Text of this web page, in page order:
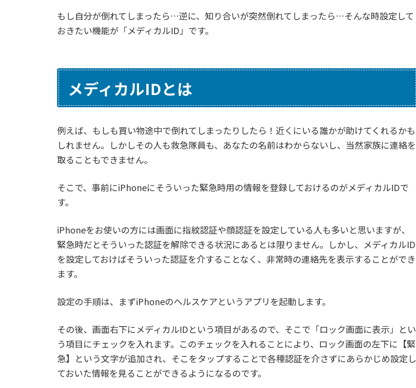
もし自分が倒れてしまったら…逆に、知り合いが突然倒れてしまったら…そんな時設定して
おきたい機能が「メディカルID」です。
メディカルIDとは
例えば、もしも買い物途中で倒れてしまったりしたら！近くにいる誰かが助けてくれるかも
しれません。しかしその人も救急隊員も、あなたの名前はわからないし、当然家族に連絡を
取ることもできません。
そこで、事前にiPhoneにそういった緊急時用の情報を登録しておけるのがメディカルIDで
す。
iPhoneをお使いの方には画面に指紋認証や顔認証を設定している人も多いと思いますが、
緊急時だとそういった認証を解除できる状況にあるとは限りません。しかし、メディカルID
を設定しておけばそういった認証を介することなく、非常時の連絡先を表示することができ
ます。
設定の手順は、まずiPhoneのヘルスケアというアプリを起動します。
その後、画面右下にメディカルIDという項目があるので、そこで「ロック画面に表示」とい
う項目にチェックを入れます。このチェックを入れることにより、ロック画面の左下に【緊
急】という文字が追加され、そこをタップすることで各種認証を介さずにあらかじめ設定し
ておいた情報を見ることができるようになるのです。